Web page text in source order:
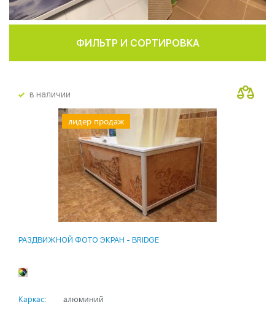
ФИЛЬТР И СОРТИРОВКА
в наличии
лидер продаж
РАЗДВИЖНОЙ ФОТО ЭКРАН - BRIDGE
Каркас:
алюминий